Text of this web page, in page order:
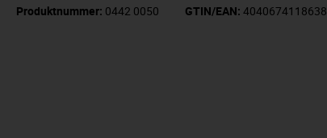
Produktnummer: 0442 0050 GTIN/EAN: 4040674118638